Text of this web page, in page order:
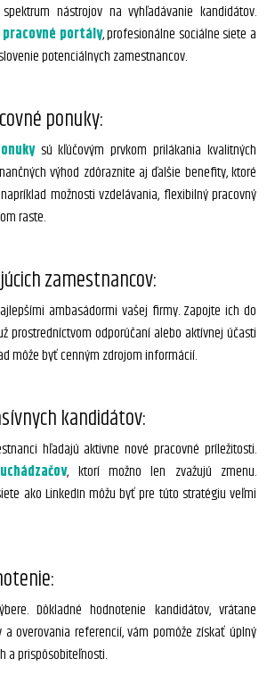
nástrojov na vyhľadávanie kandidátov.
pracovné portály, profesionálne sociálne siete a
potenciálnych zamestnancov.
ponuky:
sú kľúčovým prvkom prilákania kvalitných
výhod zdôraznite aj ďalšie benefity, ktoré
možnosti vzdelávania, flexibilný pracovný
raste.
zamestnancov:
ambasádormi vašej firmy. Zapojte ich do
prostredníctvom odporúčaní alebo aktívnej účasti
môže byť cenným zdrojom informácií.
kandidátov:
hľadajú aktivne nové pracovné príležitosti.
uchádzačov, ktorí možno len zvažujú zmenu.
ako LinkedIn môžu byť pre túto stratégiu veľmi
Dôkladné hodnotenie kandidátov, vrátane
a overovania referencií, vám pomôže získať úplný
a prispôsobiteľnosti.